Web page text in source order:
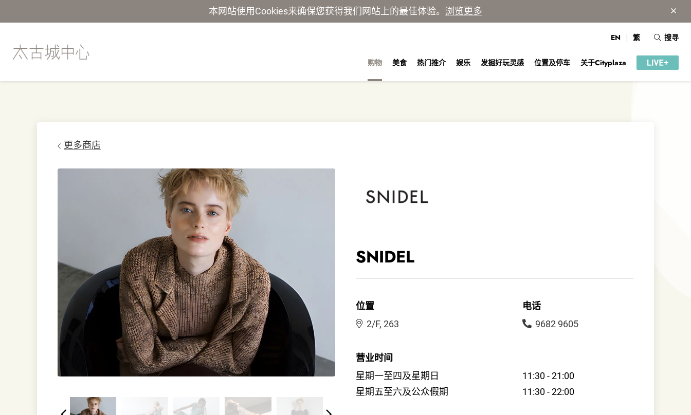
本网站使用Cookies来确保您获得我们网站上的最佳体验。 浏览更多
购物 美食 热门推介 娱乐 发掘好玩灵感 位置及停车 关于Cityplaza
EN 繁 搜寻
SNIDEL
位置
2/F, 263
电话
9682 9605
营业时间
星期一至四及星期日
11:30 - 21:00
星期五至六及公众假期
11:30 - 22:00
更多商店